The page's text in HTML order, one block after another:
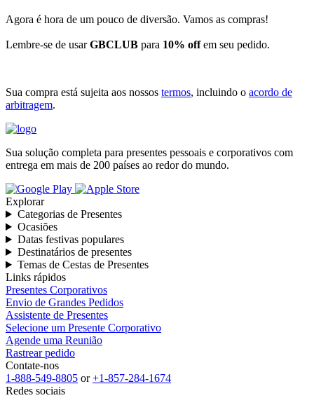
Agora é hora de um pouco de diversão. Vamos as compras!
Lembre-se de usarGBCLUB para 10% offem seu pedido.
Sua compra está sujeita aos nossos termos, incluindo o acordo de
arbitragem.
Sua solução completa para presentes pessoais e corporativos com
entrega em mais de 200 países ao redor do mundo.
Explorar
Categorias de Presentes
Ocasiões
Datas festivas populares
Destinatários de presentes
Temas de Cestas de Presentes
Links rápidos
Presentes Corporativos
Envio de Grandes Pedidos
Assistente de Presentes
Selecione um Presente Corporativo
Agende uma Reunião
Rastrear pedido
Contate-nos
1-888-549-8805 or+1-857-284-1674
Redes sociais